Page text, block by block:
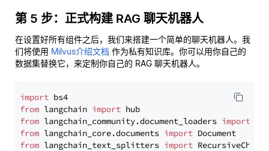
第 5 步：正式构建 RAG 聊天机器人
在设置好所有组件之后，我们来搭建一个简单的聊天机器人。我
们将使用 Milvus介绍文档 作为私有知识库。你可以用你自己的
数据集替换它，来定制你自己的 RAG 聊天机器人。
import
from langchain import
from langchain_community.document_loaders import
from langchain_core.documents import
from langchain_text_splitters import